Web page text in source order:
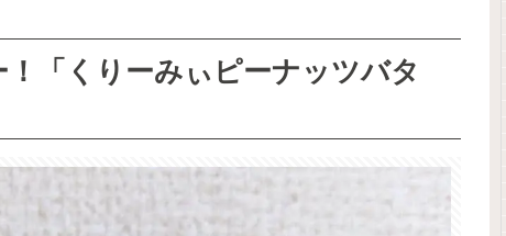
「くりーみぃピーナッツバタ